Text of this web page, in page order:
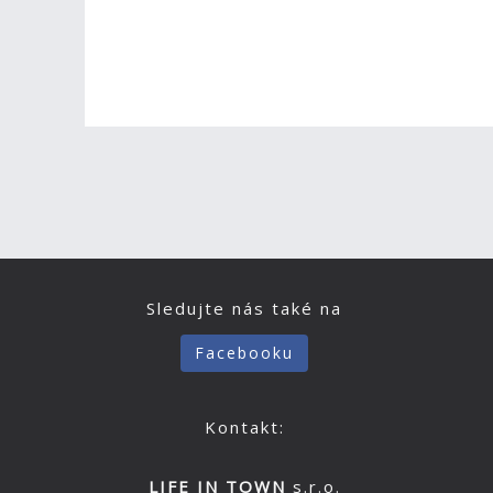
Sledujte nás také na
Facebooku
Kontakt:
LIFE IN TOWN s.r.o.